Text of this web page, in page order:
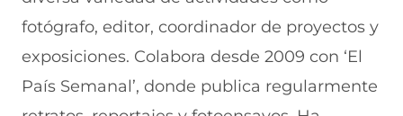
fotógrafo, editor, coordinador de proyectos y
exposiciones. Colabora desde 2009 con ‘El
País Semanal’, donde publica regularmente